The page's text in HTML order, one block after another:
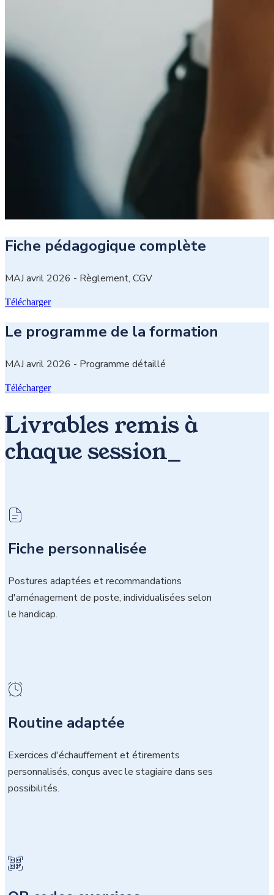
Fiche pédagogique complète
MAJ avril 2026 - Règlement, CGV
Télécharger
Le programme de la formation
MAJ avril 2026 - Programme détaillé
Télécharger
Livrables remis à
chaque session_
Fiche personnalisée
Postures adaptées et recommandations
d'aménagement de poste, individualisées selon
le handicap.
Routine adaptée
Exercices d'échauffement et étirements
personnalisés, conçus avec le stagiaire dans ses
possibilités.